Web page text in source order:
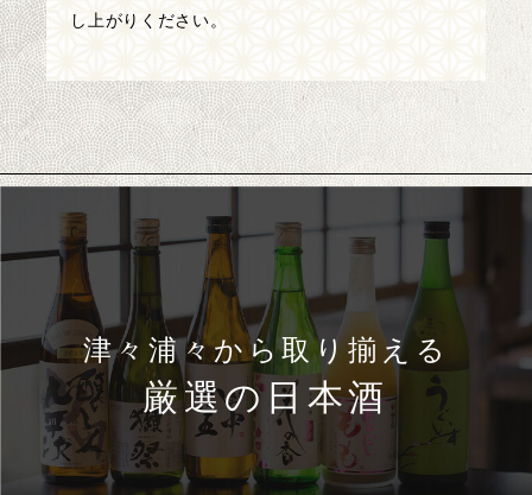
し上がりください。
津々浦々から取り揃える
厳選の日本酒